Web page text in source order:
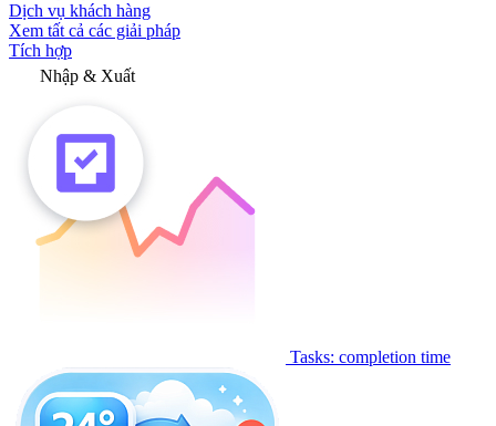
Dịch vụ khách hàng
Xem tất cả các giải pháp
Tích hợp
Nhập & Xuất
Tasks: completion time